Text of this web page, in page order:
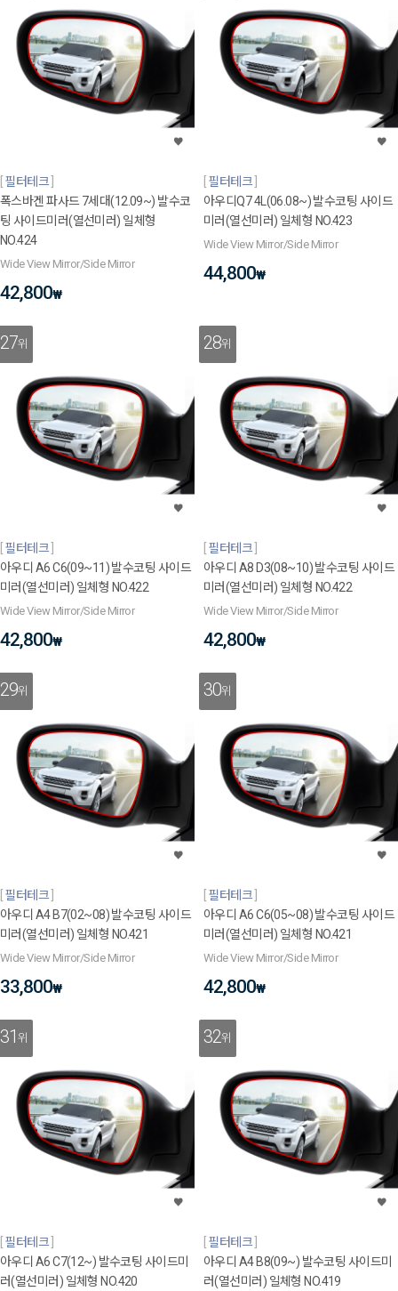
필터테크
폭스바겐 파사드 7세대(12.09~) 발수코
팅 사이드미러(열선미러) 일체형
NO.424
Wide View Mirror/Side Mirror
42,800₩
필터테크
아우디Q7 4L(06.08~) 발수코팅 사이드
미러(열선미러) 일체형 NO.423
Wide View Mirror/Side Mirror
44,800₩
27위
필터테크
아우디 A6 C6(09~11) 발수코팅 사이드
미러(열선미러) 일체형 NO.422
Wide View Mirror/Side Mirror
42,800₩
28위
필터테크
아우디 A8 D3(08~10) 발수코팅 사이드
미러(열선미러) 일체형 NO.422
Wide View Mirror/Side Mirror
42,800₩
29위
필터테크
아우디 A4 B7(02~08) 발수코팅 사이드
미러(열선미러) 일체형 NO.421
Wide View Mirror/Side Mirror
33,800₩
30위
필터테크
아우디 A6 C6(05~08) 발수코팅 사이드
미러(열선미러) 일체형 NO.421
Wide View Mirror/Side Mirror
42,800₩
31위
필터테크
아우디 A6 C7(12~) 발수코팅 사이드미
러(열선미러) 일체형 NO.420
32위
필터테크
아우디 A4 B8(09~) 발수코팅 사이드미
러(열선미러) 일체형 NO.419